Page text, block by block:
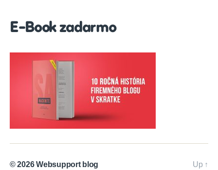
E-Book zadarmo
© 2026Websupport blog Up ↑